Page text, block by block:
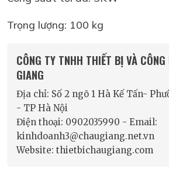
Trọng lượng: 100 kg
CÔNG TY TNHH THIẾT BỊ VÀ CÔNG
GIANG
Địa chỉ: Số 2 ngõ 1 Hà Kế Tấn-
- TP Hà Nội
Điện thoại: 0902035990 - Email:
kinhdoanh3@chaugiang.net.vn
Website: thietbichaugiang.com